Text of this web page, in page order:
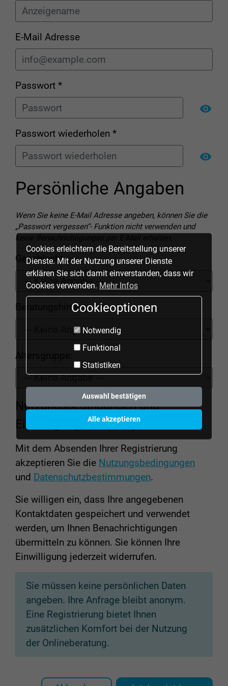
Cookies erleichtern die Bereitstellung unserer
Dienste. Mit der Nutzung unserer Dienste
erklären Sie sich damit einverstanden, dass wir
Cookies verwenden. Mehr Infos
Cookieoptionen
Notwendig
Funktional
Statistiken
Auswahl bestätigen
Alle akzeptieren
E-Mail Adresse
Passwort *
Passwort wiederholen *
Persönliche Angaben
Wenn Sie keine E-Mail Adresse angeben, können Sie die
„Passwort vergessen“- Funktion nicht verwenden und
keine Benachrichtigungen per E-Mail erhalten.
Geschlecht:
Beratungshintergrund:
Altersgruppe:
Nutzungsbedingungen und
Einwilligungserklärung
Mit dem Absenden Ihrer Registrierung
akzeptieren Sie die Nutzungsbedingungen
und Datenschutzbestimmungen.
Sie willigen ein, dass Ihre angegebenen
Kontaktdaten gespeichert und verwendet
werden, um Ihnen Benachrichtigungen
übermitteln zu können. Sie können Ihre
Einwilligung jederzeit widerrufen.
Sie müssen keine persönlichen Daten
angeben. Ihre Anfrage bleibt anonym.
Eine Registrierung bietet Ihnen
zusätzlichen Komfort bei der Nutzung
der Onlineberatung.